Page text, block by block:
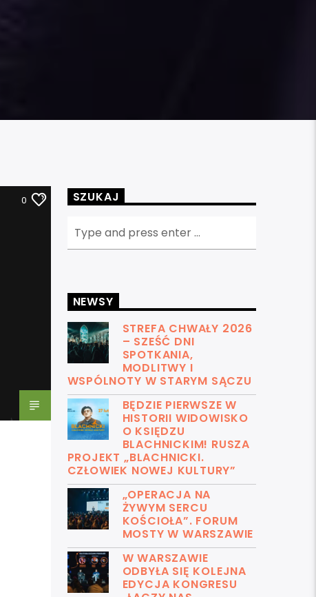
0 SZUKAJ
NEWSY
STREFA CHWAŁY 2026
– SZEŚĆ DNI
SPOTKANIA,
MODLITWY I
WSPÓLNOTY W STARYM SĄCZU
BĘDZIE PIERWSZE W
HISTORII WIDOWISKO
O KSIĘDZU
BLACHNICKIM! RUSZA
PROJEKT „BLACHNICKI.
CZŁOWIEK NOWEJ KULTURY”
„OPERACJA NA
ŻYWYM SERCU
KOŚCIOŁA”. FORUM
MOSTY W WARSZAWIE
W WARSZAWIE
ODBYŁA SIĘ KOLEJNA
EDYCJA KONGRESU